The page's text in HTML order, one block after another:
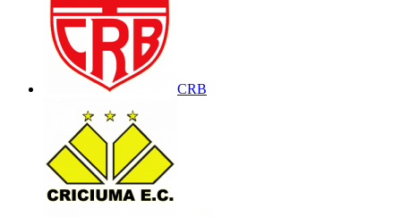
CRB